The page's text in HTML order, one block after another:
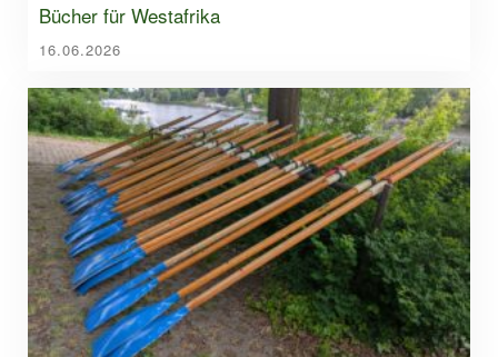
Bücher für Westafrika
16.06.2026